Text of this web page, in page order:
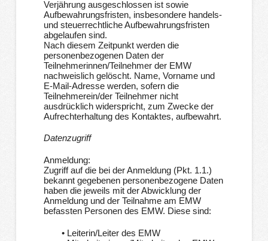
Verjährung ausgeschlossen ist sowie
Aufbewahrungsfristen, insbesondere handels-
und steuerrechtliche Aufbewahrungsfristen
abgelaufen sind.
Nach diesem Zeitpunkt werden die
personenbezogenen Daten der
Teilnehmerinnen/Teilnehmer der EMW
nachweislich gelöscht. Name, Vorname und
E-Mail-Adresse werden, sofern die
Teilnehmerein/der Teilnehmer nicht
ausdrücklich widerspricht, zum Zwecke der
Aufrechterhaltung des Kontaktes, aufbewahrt.
Datenzugriff
Anmeldung:
Zugriff auf die bei der Anmeldung (Pkt. 1.1.)
bekannt gegebenen personenbezogene Daten
haben die jeweils mit der Abwicklung der
Anmeldung und der Teilnahme am EMW
befassten Personen des EMW. Diese sind:
• Leiterin/Leiter des EMW